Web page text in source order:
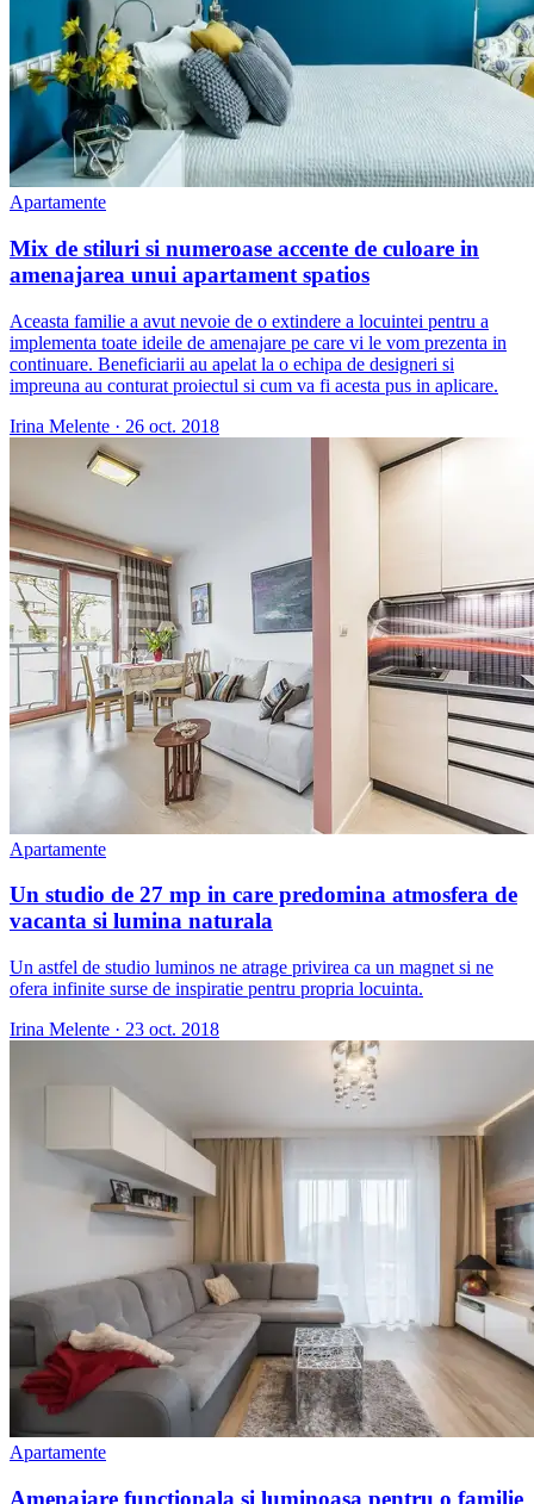
Apartamente
Mix de stiluri si numeroase accente de culoare in
amenajarea unui apartament spatios
Aceasta familie a avut nevoie de o extindere a locuintei pentru a
implementa toate ideile de amenajare pe care vi le vom prezenta in
continuare. Beneficiarii au apelat la o echipa de designeri si
impreuna au conturat proiectul si cum va fi acesta pus in aplicare.
Irina Melente · 26 oct. 2018
Apartamente
Un studio de 27 mp in care predomina atmosfera de
vacanta si lumina naturala
Un astfel de studio luminos ne atrage privirea ca un magnet si ne
ofera infinite surse de inspiratie pentru propria locuinta.
Irina Melente · 23 oct. 2018
Apartamente
Amenajare functionala si luminoasa pentru o familie